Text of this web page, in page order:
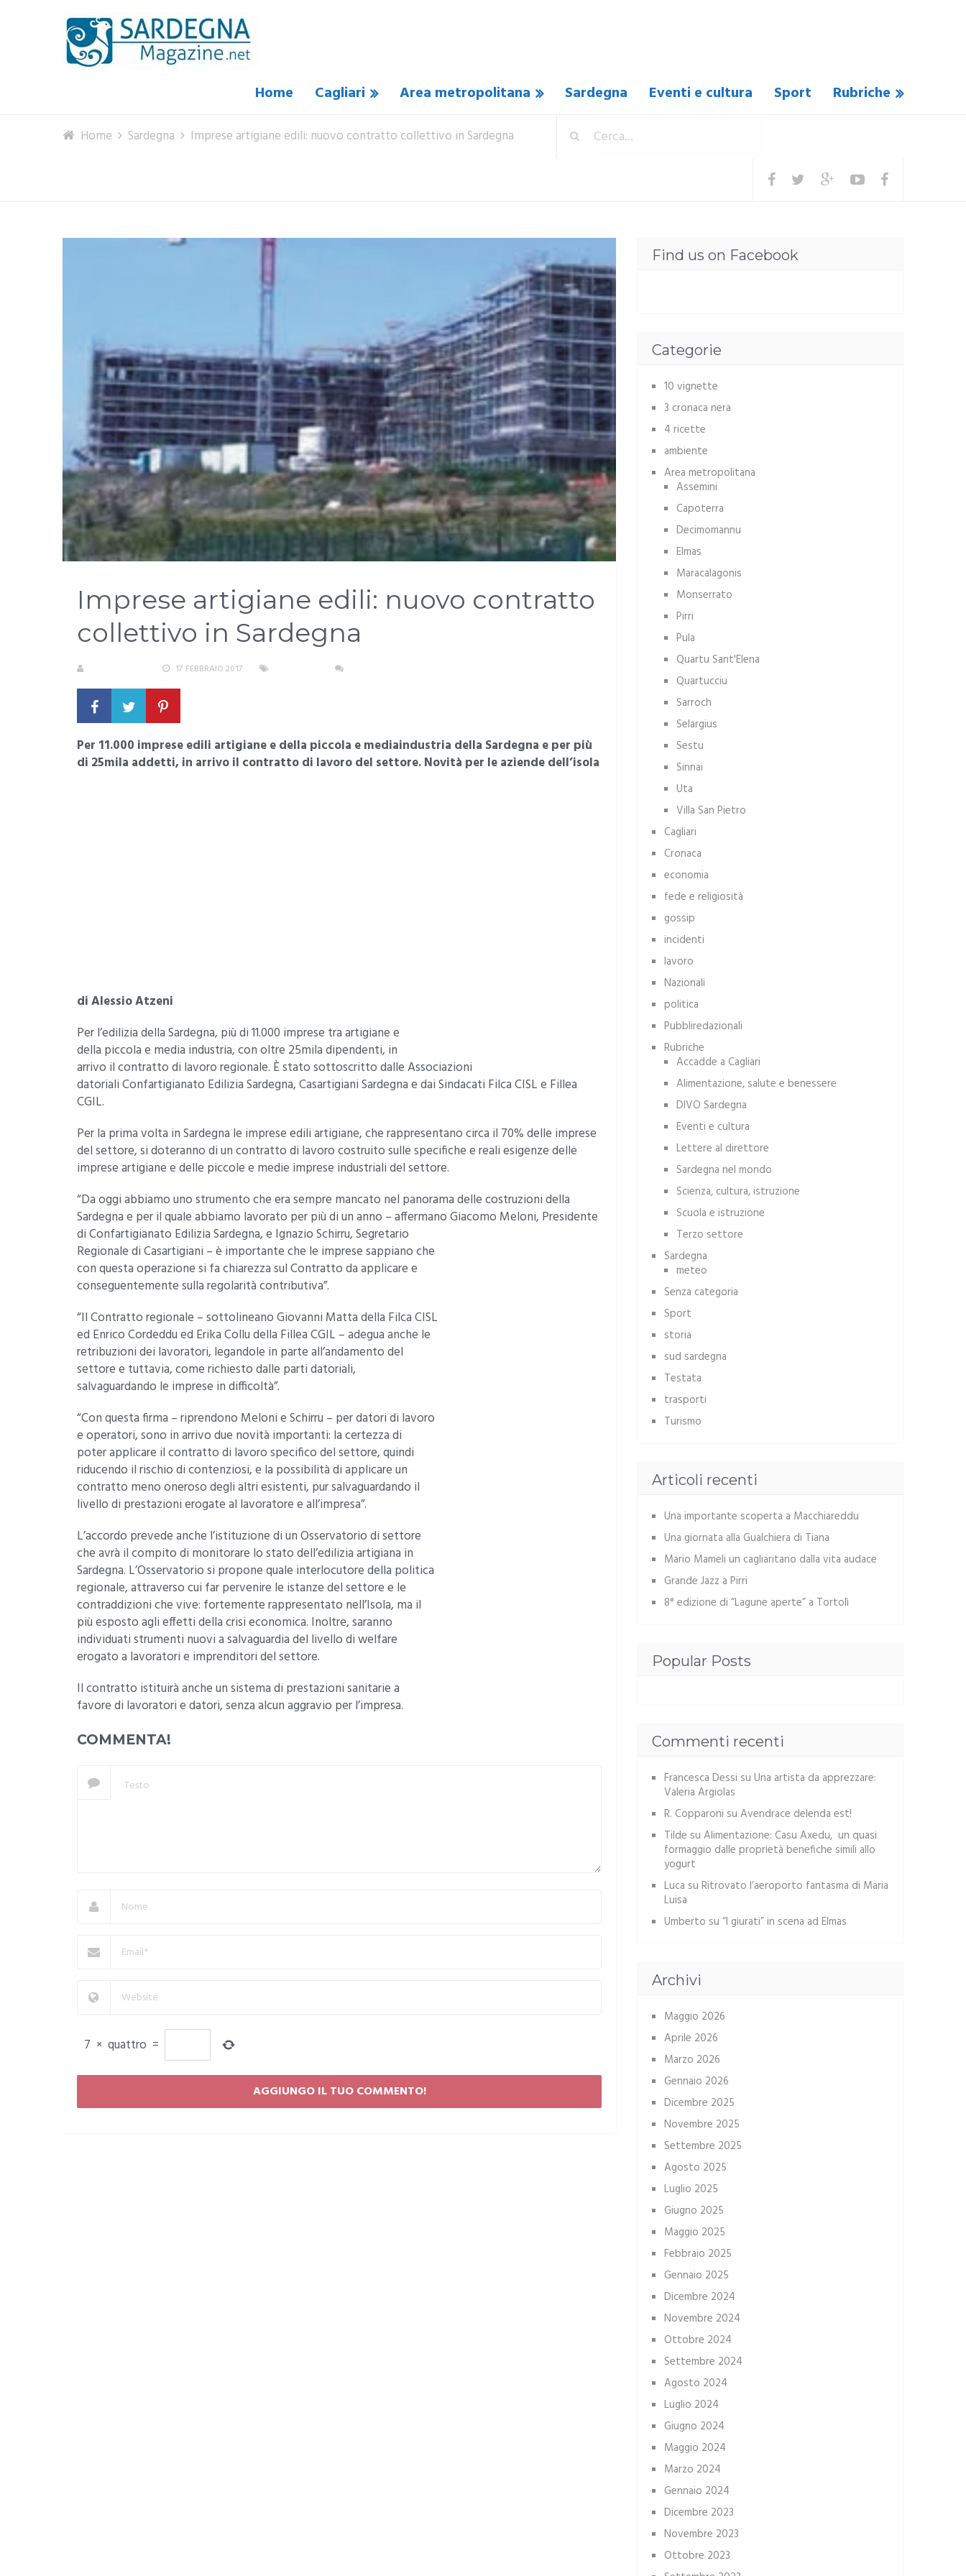
Home Cagliari Area metropolitana Sardegna Eventi e cultura Sport Rubriche
Home Sardegna Imprese artigiane edili: nuovo contratto collettivo in Sardegna
Imprese artigiane edili: nuovo contratto
collettivo in Sardegna
17 FEBBRAIO 2017
Per 11.000 imprese edili artigiane e della piccola e mediaindustria della Sardegna e per più
di 25mila addetti, in arrivo il contratto di lavoro del settore. Novità per le aziende dell’isola
di Alessio Atzeni
Per l’edilizia della Sardegna, più di 11.000 imprese tra artigiane e
della piccola e media industria, con oltre 25mila dipendenti, in
arrivo il contratto di lavoro regionale. È stato sottoscritto dalle Associazioni
datoriali Confartigianato Edilizia Sardegna, Casartigiani Sardegna e dai Sindacati Filca CISL e Fillea
CGIL.
Per la prima volta in Sardegna le imprese edili artigiane, che rappresentano circa il 70% delle imprese
del settore, si doteranno di un contratto di lavoro costruito sulle specifiche e reali esigenze delle
imprese artigiane e delle piccole e medie imprese industriali del settore.
“Da oggi abbiamo uno strumento che era sempre mancato nel panorama delle costruzioni della
Sardegna e per il quale abbiamo lavorato per più di un anno – affermano Giacomo Meloni, Presidente
di Confartigianato Edilizia Sardegna, e Ignazio Schirru, Segretario
Regionale di Casartigiani – è importante che le imprese sappiano che
con questa operazione si fa chiarezza sul Contratto da applicare e
conseguentemente sulla regolarità contributiva”.
“Il Contratto regionale – sottolineano Giovanni Matta della Filca CISL
ed Enrico Cordeddu ed Erika Collu della Fillea CGIL – adegua anche le
retribuzioni dei lavoratori, legandole in parte all’andamento del
settore e tuttavia, come richiesto dalle parti datoriali,
salvaguardando le imprese in difficoltà”.
“Con questa firma – riprendono Meloni e Schirru – per datori di lavoro
e operatori, sono in arrivo due novità importanti: la certezza di
poter applicare il contratto di lavoro specifico del settore, quindi
riducendo il rischio di contenziosi, e la possibilità di applicare un
contratto meno oneroso degli altri esistenti, pur salvaguardando il
livello di prestazioni erogate al lavoratore e all’impresa”.
L’accordo prevede anche l’istituzione di un Osservatorio di settore
che avrà il compito di monitorare lo stato dell’edilizia artigiana in
Sardegna. L’Osservatorio si propone quale interlocutore della politica
regionale, attraverso cui far pervenire le istanze del settore e le
contraddizioni che vive: fortemente rappresentato nell’Isola, ma il
più esposto agli effetti della crisi economica. Inoltre, saranno
individuati strumenti nuovi a salvaguardia del livello di welfare
erogato a lavoratori e imprenditori del settore.
Il contratto istituirà anche un sistema di prestazioni sanitarie a
favore di lavoratori e datori, senza alcun aggravio per l’impresa.
COMMENTA!
7 × quattro =
Find us on Facebook
Categorie
10 vignette
3 cronaca nera
4 ricette
ambiente
Area metropolitana
Assemini
Capoterra
Decimomannu
Elmas
Maracalagonis
Monserrato
Pirri
Pula
Quartu Sant'Elena
Quartucciu
Sarroch
Selargius
Sestu
Sinnai
Uta
Villa San Pietro
Cagliari
Cronaca
economia
fede e religiosità
gossip
incidenti
lavoro
Nazionali
politica
Pubbliredazionali
Rubriche
Accadde a Cagliari
Alimentazione, salute e benessere
DIVO Sardegna
Eventi e cultura
Lettere al direttore
Sardegna nel mondo
Scienza, cultura, istruzione
Scuola e istruzione
Terzo settore
Sardegna
meteo
Senza categoria
Sport
storia
sud sardegna
Testata
trasporti
Turismo
Articoli recenti
Una importante scoperta a Macchiareddu
Una giornata alla Gualchiera di Tiana
Mario Mameli un cagliaritano dalla vita audace
Grande Jazz a Pirri
8° edizione di “Lagune aperte” a Tortolì
Popular Posts
Commenti recenti
Francesca Dessi su Una artista da apprezzare:
Valeria Argiolas
R. Copparoni su Avendrace delenda est!
Tilde su Alimentazione: Casu Axedu, un quasi
formaggio dalle proprietà benefiche simili allo
yogurt
Luca su Ritrovato l’aeroporto fantasma di Maria
Luisa
Umberto su “I giurati” in scena ad Elmas
Archivi
Maggio 2026
Aprile 2026
Marzo 2026
Gennaio 2026
Dicembre 2025
Novembre 2025
Settembre 2025
Agosto 2025
Luglio 2025
Giugno 2025
Maggio 2025
Febbraio 2025
Gennaio 2025
Dicembre 2024
Novembre 2024
Ottobre 2024
Settembre 2024
Agosto 2024
Luglio 2024
Giugno 2024
Maggio 2024
Marzo 2024
Gennaio 2024
Dicembre 2023
Novembre 2023
Ottobre 2023